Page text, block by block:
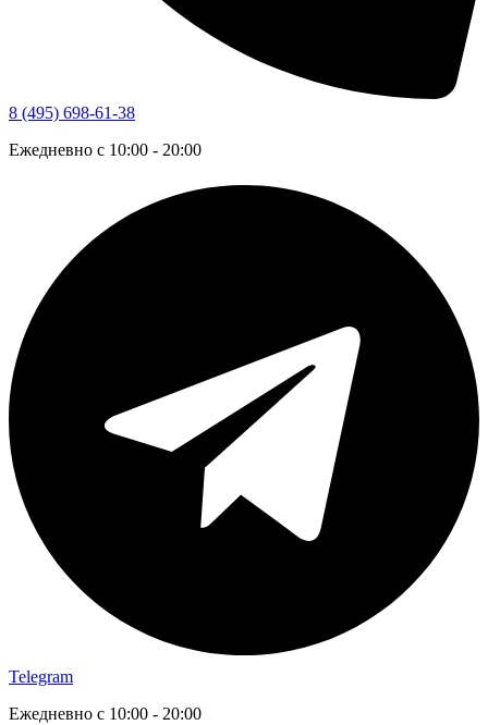
8 (495) 698-61-38
Ежедневно с 10:00 - 20:00
Telegram
Ежедневно с 10:00 - 20:00